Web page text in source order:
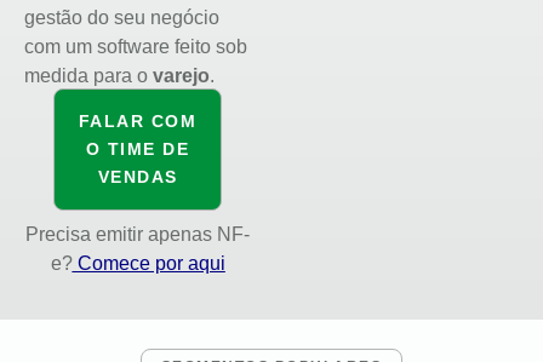
gestão do seu negócio
com um software feito sob
medida para o varejo.
FALAR COM
O TIME DE
VENDAS
Precisa emitir apenas NF-
e?Comece por aqui